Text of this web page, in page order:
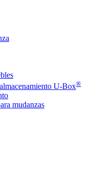
U-Box®
mudanzas